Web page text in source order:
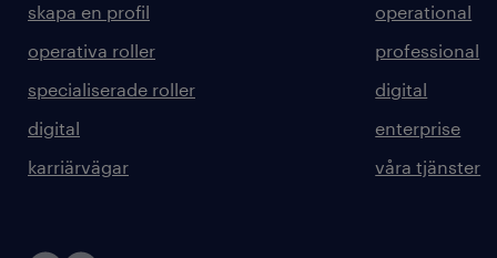
skapa en profil
operativa roller
specialiserade roller
digital
karriärvägar
operational
professional
digital
enterprise
våra tjänster